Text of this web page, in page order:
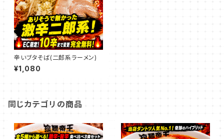
辛いブタそば(二郎系ラーメン)
¥1,080
同じカテゴリの商品